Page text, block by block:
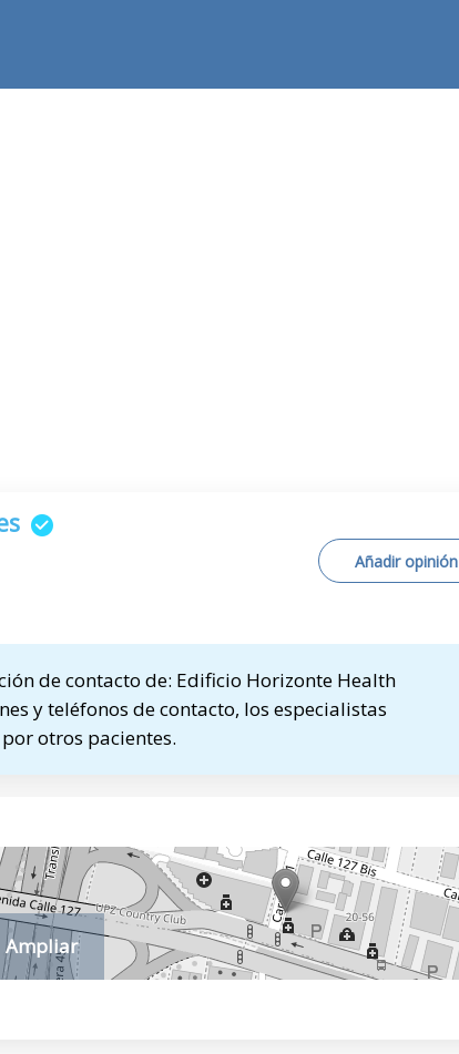
Añadir opinión
de contacto de: Edificio Horizonte Health
y teléfonos de contacto, los especialistas
otros pacientes.
Ampliar